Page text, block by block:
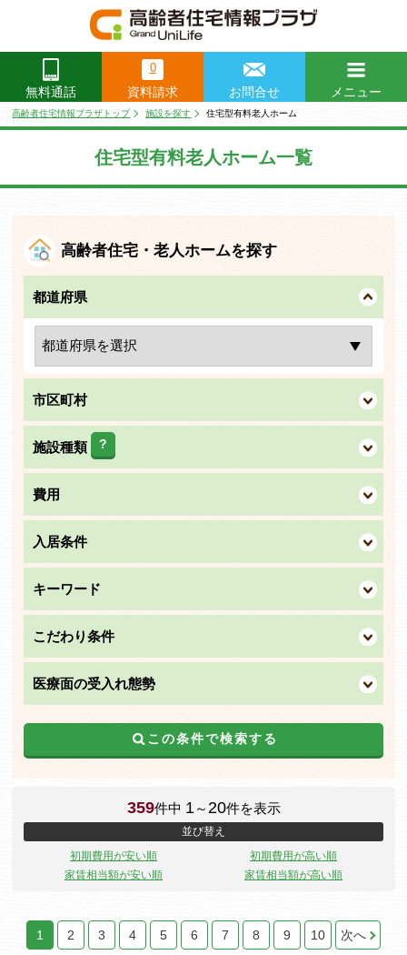
無料通話
0
資料請求 お問合せ
メニュー
高齢者住宅情報プラザトップ 施設を探す 住宅型有料老人ホーム
住宅型有料老人ホーム一覧
高齢者住宅・老人ホームを探す
都道府県
市区町村
施設種類 ?
費用
入居条件
キーワード
こだわり条件
医療面の受入れ態勢
この条件で検索する
359件中 1 ～ 20件を表示
並び替え
初期費用が安い順
初期費用が高い順
家賃相当額が安い順
家賃相当額が高い順
1 2 3 4 5 6 7 8 9 10 次へ